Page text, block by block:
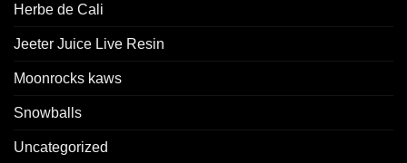
Herbe de Cali
Jeeter Juice Live Resin
Moonrocks kaws
Snowballs
Uncategorized